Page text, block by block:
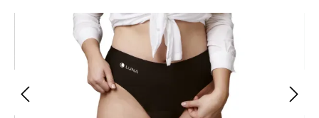
Salta la galleria di immagini